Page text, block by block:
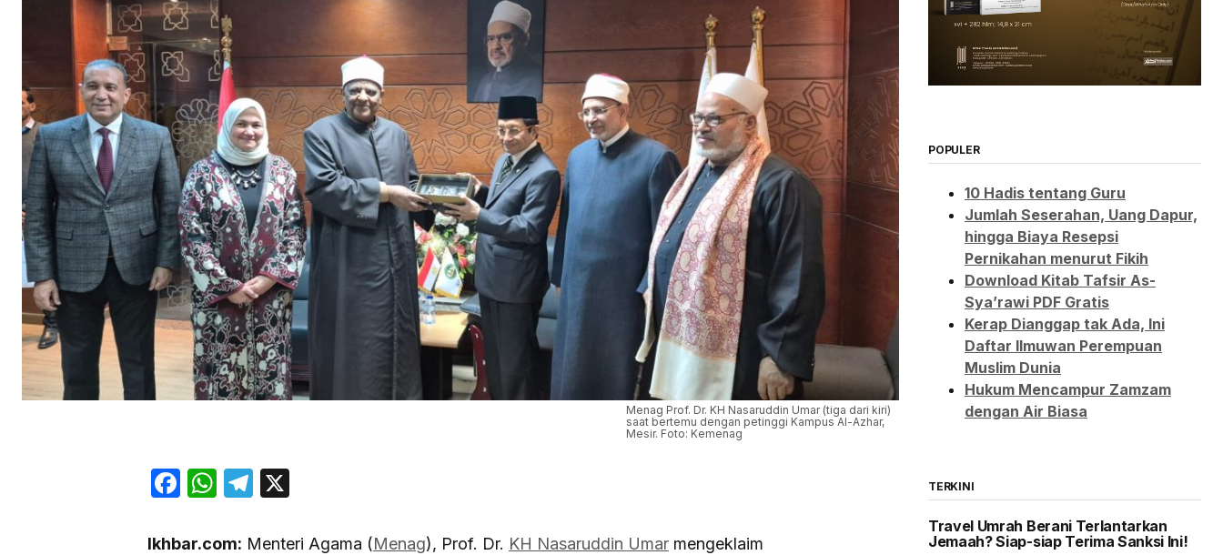
Menag Prof. Dr. KH Nasaruddin Umar (tiga dari kiri)
saat bertemu dengan petinggi Kampus Al-Azhar,
Mesir. Foto: Kemenag
Facebook
WhatsApp
Telegram
Ikhbar.com: Menteri Agama (Menag), Prof. Dr. KH Nasaruddin Umar mengeklaim
POPULER
10 Hadis tentang Guru
Jumlah Seserahan, Uang Dapur,
hingga Biaya Resepsi
Pernikahan menurut Fikih
Download Kitab Tafsir As-
Sya’rawi PDF Gratis
Kerap Dianggap tak Ada, Ini
Daftar Ilmuwan Perempuan
Muslim Dunia
Hukum Mencampur Zamzam
dengan Air Biasa
TERKINI
Travel Umrah Berani Terlantarkan
Jemaah? Siap-siap Terima Sanksi Ini!